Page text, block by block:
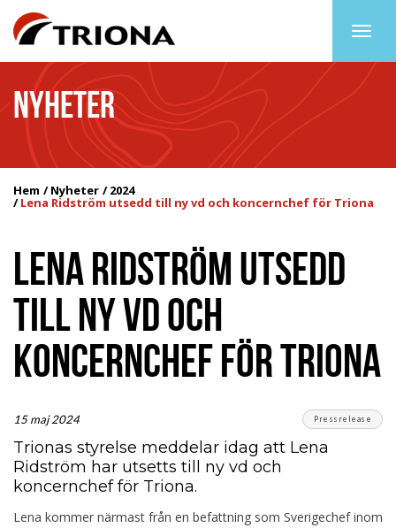
NYHETER
Hem Nyheter 2024
Lena Ridström utsedd till ny vd och koncernchef för Triona
LENA RIDSTRÖM UTSEDD
TILL NY VD OCH
KONCERNCHEF FÖR TRIONA
15 maj 2024 Pressrelease
Trionas styrelse meddelar idag att Lena
Ridström har utsetts till ny vd och
koncernchef för Triona.
Lena kommer närmast från en befattning som Sverigechef inom